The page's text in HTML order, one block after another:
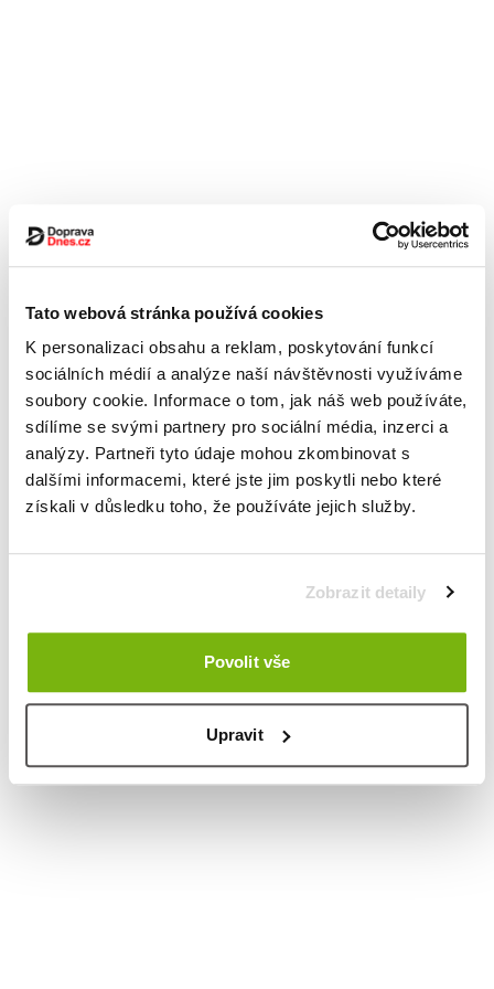
Tato webová stránka používá cookies
K personalizaci obsahu a reklam, poskytování funkcí
sociálních médií a analýze naší návštěvnosti využíváme
soubory cookie. Informace o tom, jak náš web používáte,
sdílíme se svými partnery pro sociální média, inzerci a
analýzy. Partneři tyto údaje mohou zkombinovat s
dalšími informacemi, které jste jim poskytli nebo které
získali v důsledku toho, že používáte jejich služby.
Zobrazit detaily
Povolit vše
Upravit